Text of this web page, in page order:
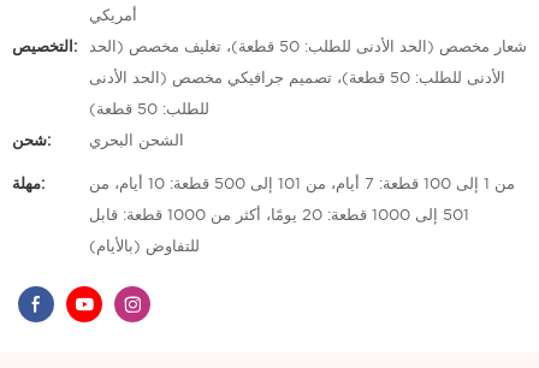
أمريكي
التخصيص: شعار مخصص (الحد الأدنى للطلب: 50 قطعة)، تغليف مخصص (الحد
الأدنى للطلب: 50 قطعة)، تصميم جرافيكي مخصص (الحد الأدنى
للطلب: 50 قطعة)
شحن: الشحن البحري
مهلة: من 1 إلى 100 قطعة: 7 أيام، من 101 إلى 500 قطعة: 10 أيام، من
501 إلى 1000 قطعة: 20 يومًا، أكثر من 1000 قطعة: قابل
للتفاوض (بالأيام)